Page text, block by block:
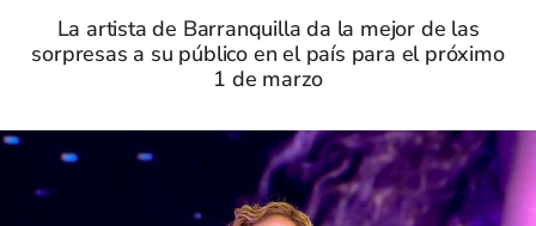
La artista de Barranquilla da la mejor de las
sorpresas a su público en el país para el próximo
1 de marzo